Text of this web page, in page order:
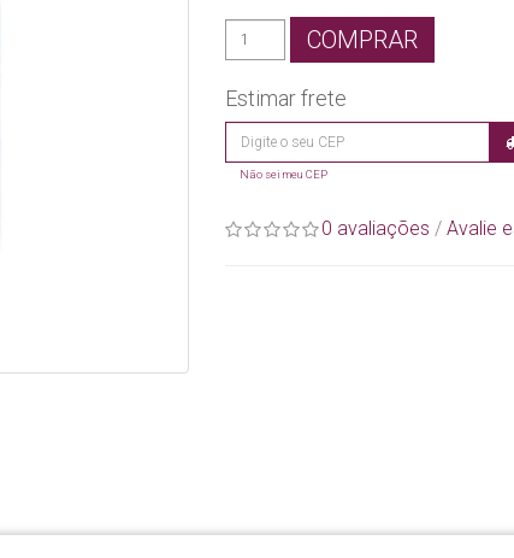
COMPRAR
Estimar frete
Não sei meu CEP
0 avaliações / Avalie